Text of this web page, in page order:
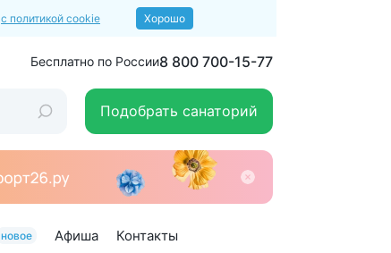
с политикой cookie Хорошо
Бесплатно по России8 800 700-15-77
Подобрать санаторий
новое Афиша Контакты